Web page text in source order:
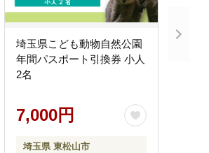
埼玉県こども動物自然公園
年間パスポート引換券 小人
2名
7,000円
埼玉県 東松山市